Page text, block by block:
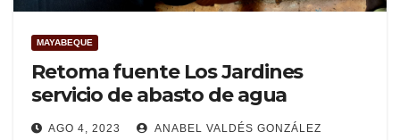
MAYABEQUE
Retoma fuente Los Jardines
servicio de abasto de agua
AGO 4, 2023 ANABEL VALDÉS GONZÁLEZ